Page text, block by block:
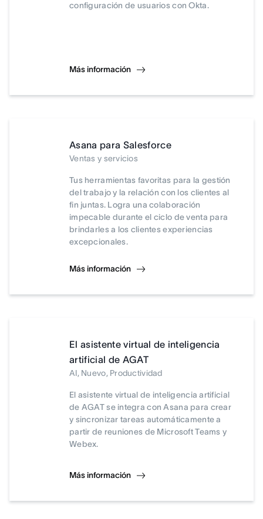
configuración de usuarios con Okta.
Más información
Asana para Salesforce
Ventas y servicios
Tus herramientas favoritas para la gestión
del trabajo y la relación con los clientes al
fin juntas. Logra una colaboración
impecable durante el ciclo de venta para
brindarles a los clientes experiencias
excepcionales.
Más información
El asistente virtual de inteligencia
artificial de AGAT
AI, Nuevo, Productividad
El asistente virtual de inteligencia artificial
de AGAT se integra con Asana para crear
y sincronizar tareas automáticamente a
partir de reuniones de Microsoft Teams y
Webex.
Más información